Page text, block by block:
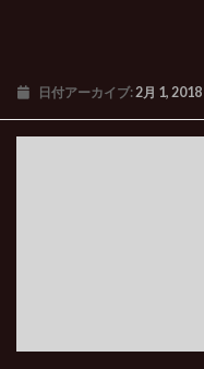
日付アーカイブ:2月 1, 2018